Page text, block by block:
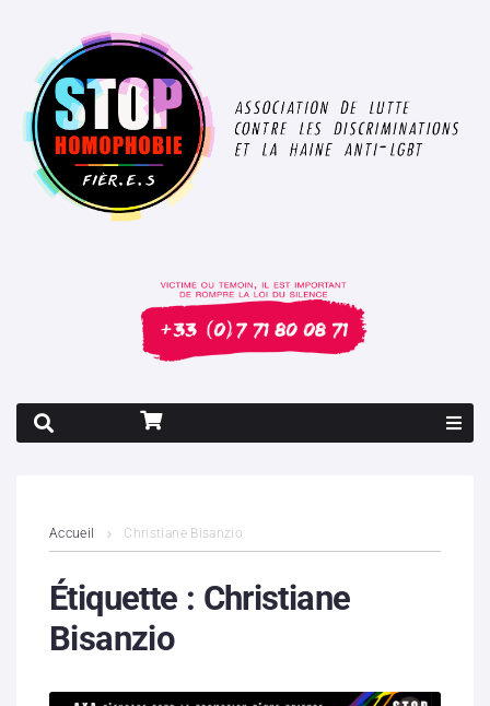
Contenus litigieux
Nous soutenir
Accueil Christiane Bisanzio
Étiquette : Christiane
Bisanzio